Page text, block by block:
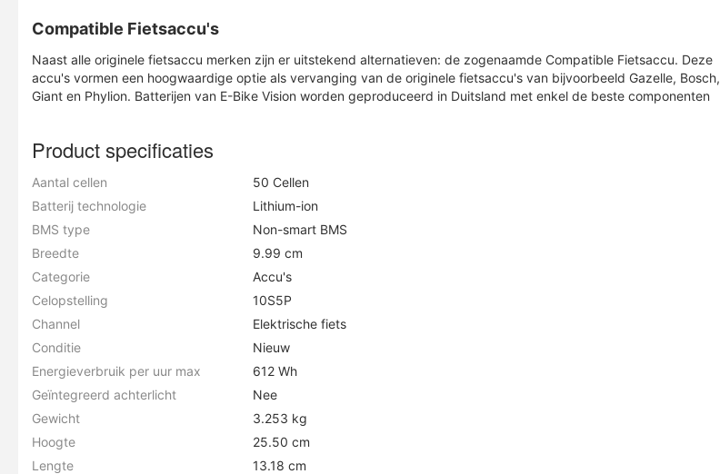
Compatible Fietsaccu's
Naast alle originele fietsaccu merken zijn er uitstekend alternatieven: de zogenaamde Compatible Fietsaccu. Deze
accu's vormen een hoogwaardige optie als vervanging van de originele fietsaccu's van bijvoorbeeld Gazelle, Bosch,
Giant en Phylion. Batterijen van E-Bike Vision worden geproduceerd in Duitsland met enkel de beste componenten
Product specificaties
Aantal cellen
50 Cellen
Batterij technologie
Lithium-ion
BMS type
Non-smart BMS
Breedte
9.99 cm
Categorie
Accu's
Celopstelling
10S5P
Channel
Elektrische fiets
Conditie
Nieuw
Energieverbruik per uur max
612 Wh
Geïntegreerd achterlicht
Nee
Gewicht
3.253 kg
Hoogte
25.50 cm
Lengte
13.18 cm